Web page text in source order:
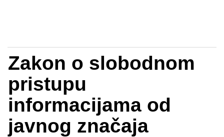
Zakon o slobodnom
pristupu
informacijama od
javnog značaja